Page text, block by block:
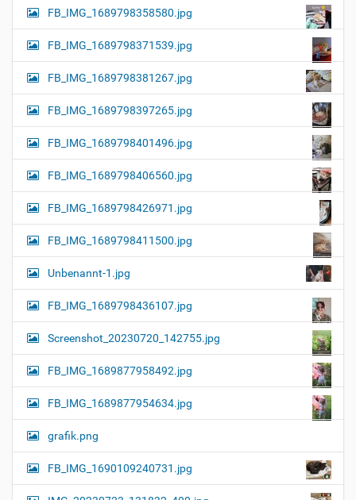
FB_IMG_1689798358580.jpg
FB_IMG_1689798371539.jpg
FB_IMG_1689798381267.jpg
FB_IMG_1689798397265.jpg
FB_IMG_1689798401496.jpg
FB_IMG_1689798406560.jpg
FB_IMG_1689798426971.jpg
FB_IMG_1689798411500.jpg
Unbenannt-1.jpg
FB_IMG_1689798436107.jpg
Screenshot_20230720_142755.jpg
FB_IMG_1689877958492.jpg
FB_IMG_1689877954634.jpg
grafik.png
FB_IMG_1690109240731.jpg